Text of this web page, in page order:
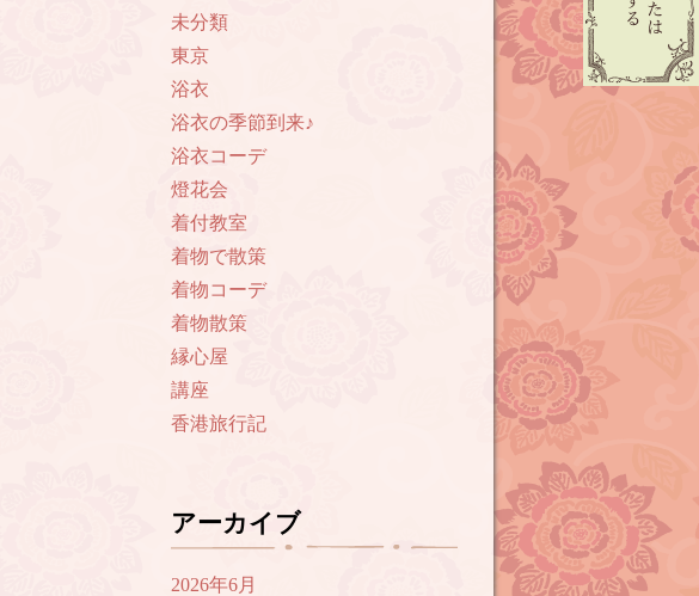
未分類
東京
浴衣
浴衣の季節到来♪
浴衣コーデ
燈花会
着付教室
着物で散策
着物コーデ
着物散策
縁心屋
講座
香港旅行記
アーカイブ
2026年6月